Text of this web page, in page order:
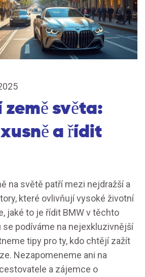
světa:
a řídit
na světě patří mezi nejdražší a
které ovlivňují vysoké životní
jaké to je řídit BMW v těchto
se podíváme na nejexkluzivnější
tipy pro ty, kdo chtějí zažít
Nezapomeneme ani na
a zájemce o